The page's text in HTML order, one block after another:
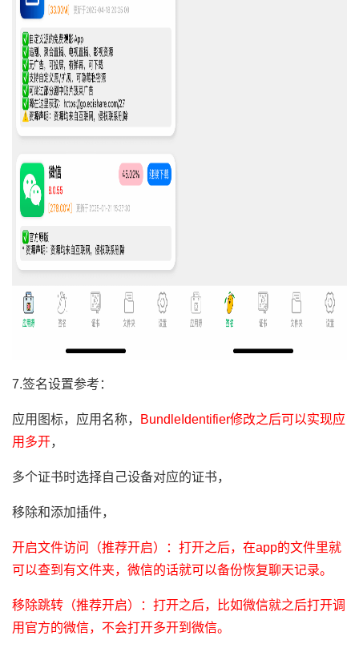
7.签名设置参考：
应用图标，应用名称，
BundleIdentifier修改之后可以实现应
用多开，
多个证书时选择自己设备对应的证书，
移除和添加插件，
开启文件访问（推荐开启）：打开之后，在app的文件里就
可以查到有文件夹，微信的话就可以备份恢复聊天记录。
移除跳转（推荐开启）：打开之后，比如微信就之后打开调
用官方的微信，不会打开多开到微信。